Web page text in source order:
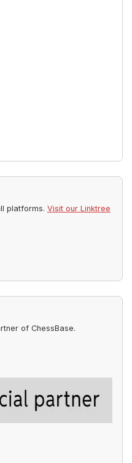
platforms. Visit our Linktree
of ChessBase.